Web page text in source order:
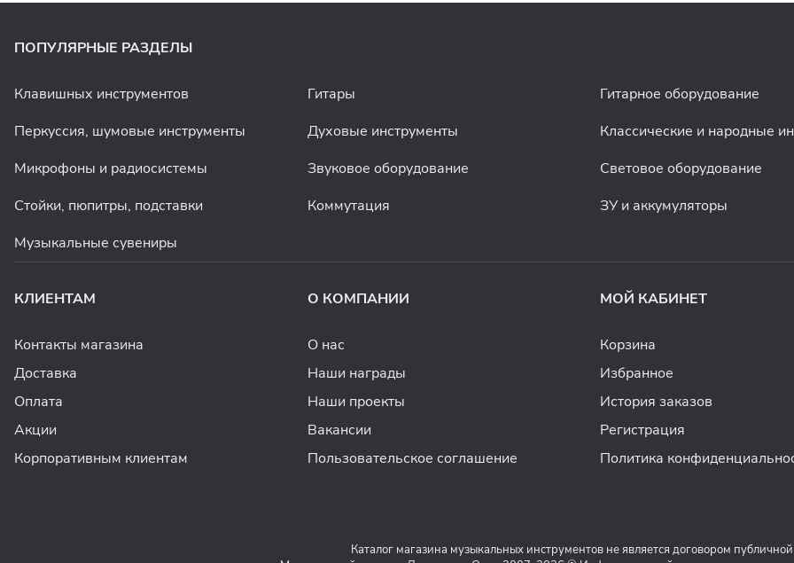
ПОПУЛЯРНЫЕ РАЗДЕЛЫ
Клавишных инструментов Гитары
Гитарное оборудование
Перкуссия, шумовые инструменты
Духовые инструменты
Классические и народные
Микрофоны и радиосистемы
Звуковое оборудование
Световое оборудование
Стойки, пюпитры, подставки
Коммутация
ЗУ и аккумуляторы
Музыкальные сувениры
КЛИЕНТАМ
Контакты магазина
Доставка
Оплата
Акции
Корпоративным клиентам
О КОМПАНИИ
О нас
Наши награды
Наши проекты
Вакансии
Пользовательское соглашение
МОЙ КАБИНЕТ
Корзина
Избранное
История заказов
Регистрация
Политика
Каталог магазина музыкальных инструментов не является договором